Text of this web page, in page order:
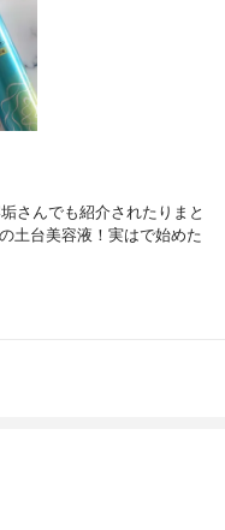
さんでも紹介されたり まと
土台美容液！ 実はで始めた